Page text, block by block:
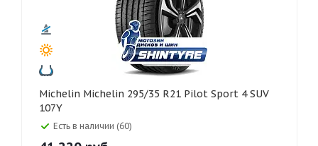
Michelin Michelin 295/35 R21 Pilot Sport 4 SUV
107Y
Есть в наличии (60)